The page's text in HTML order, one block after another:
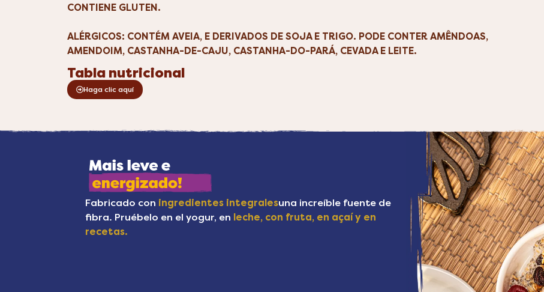
CONTIENE GLUTEN.
ALÉRGICOS: CONTÉM AVEIA, E DERIVADOS DE SOJA E TRIGO. PODE CONTER AMÊNDOAS,
AMENDOIM, CASTANHA-DE-CAJU, CASTANHA-DO-PARÁ, CEVADA E LEITE.
Tabla nutricional
Haga clic aquí
Fabricado con ingredientes integralesuna increíble fuente de
fibra. Pruébelo en el yogur, en leche, con fruta, en açaí y en
recetas.